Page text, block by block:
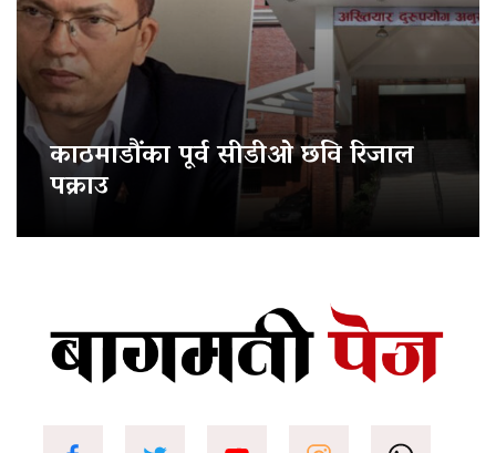
काठमाडौंका पूर्व सीडीओ छवि रिजाल
पक्राउ